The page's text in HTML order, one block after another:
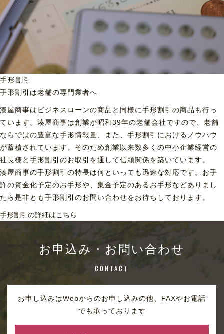
手形割引
手形割引は老舗の専門業者へ
湊屋商事はビジネスローンの商品と同様に手形割引の商品も行っ
ています。湊屋商事は創業が昭和39年の老舗会社ですので、老舗
ならではの豊富な手形情報量、また、手形割引におけるノウハウ
が蓄積されています。そのため創業以来数多くの中小企業経営の
社長様と手形割引のお取引を通して信頼関係を築いています。
湊屋商事の手形割引の特長は何といっても迅速な対応です。お手
許の資金化予定のお手形や、集金予定のあるお手形などありまし
たら是非とも手形割引のお問い合わせをお待ちしております。
手形割引の詳細はこちら
お申込み・お問い合わせ
CONTACT
お申し込みはWebからのお申し込みの他、FAXやお電話
でも承っております